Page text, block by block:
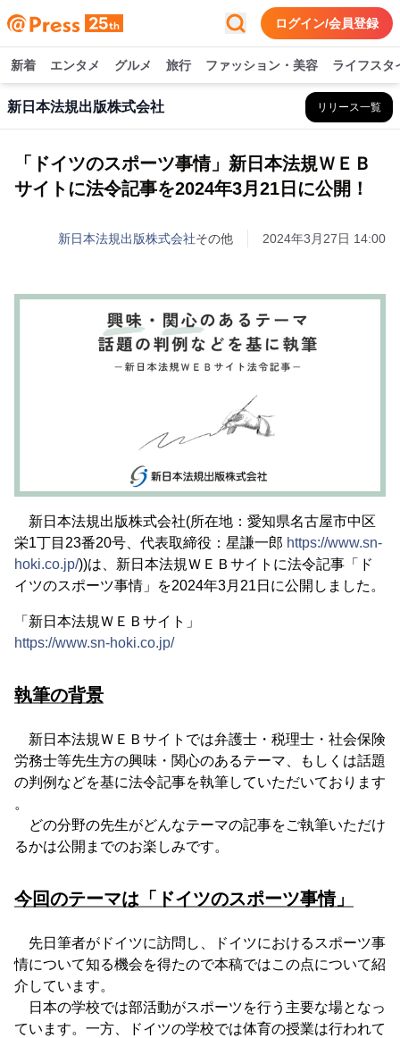
ログイン/会員登録
新着 エンタメ グルメ 旅行 ファッション・美容 ライフスタ
新日本法規出版株式会社 リリース一覧
「ドイツのスポーツ事情」新日本法規ＷＥＢ
サイトに法令記事を2024年3月21日に公開！
新日本法規出版株式会社その他 2024年3月27日 14:00
新日本法規出版株式会社(所在地：愛知県名古屋市中区
栄1丁目23番20号、代表取締役：星謙一郎 https://www.sn-
hoki.co.jp/))は、新日本法規ＷＥＢサイトに法令記事「ド
イツのスポーツ事情」を2024年3月21日に公開しました。
「新日本法規ＷＥＢサイト」
https://www.sn-hoki.co.jp/
執筆の背景
新日本法規ＷＥＢサイトでは弁護士・税理士・社会保険
労務士等先生方の興味・関心のあるテーマ、もしくは話題
の判例などを基に法令記事を執筆していただいております
。
どの分野の先生がどんなテーマの記事をご執筆いただけ
るかは公開までのお楽しみです。
今回のテーマは「ドイツのスポーツ事情」
先日筆者がドイツに訪問し、ドイツにおけるスポーツ事
情について知る機会を得たので本稿ではこの点について紹
介しています。
日本の学校では部活動がスポーツを行う主要な場となっ
ています。一方、ドイツの学校では体育の授業は行われて